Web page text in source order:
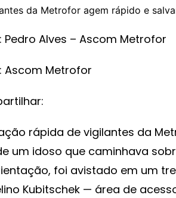
Pedro Alves – Ascom Metrofor
Ascom Metrofor
rápida de vigilantes da
um idoso que caminhava
foi avistado em um
Kubitschek — área de